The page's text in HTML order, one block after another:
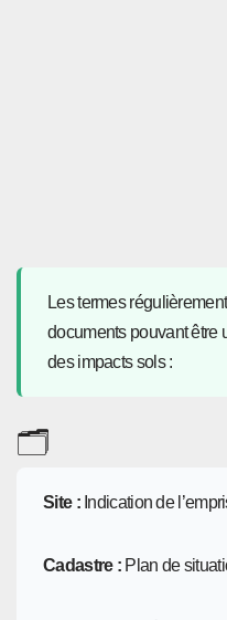
Les termes
documents pouvant être
des impacts sols :
🗂️
Site :Indication de
Cadastre : Plan de